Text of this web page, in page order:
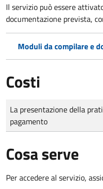
Il servizio può essere
documentazione prevista,
Moduli da compilare e
Costi
Tipo di pagamento
Importo
La presentazione della
pagamento
Cosa serve
Per accedere al servizio,